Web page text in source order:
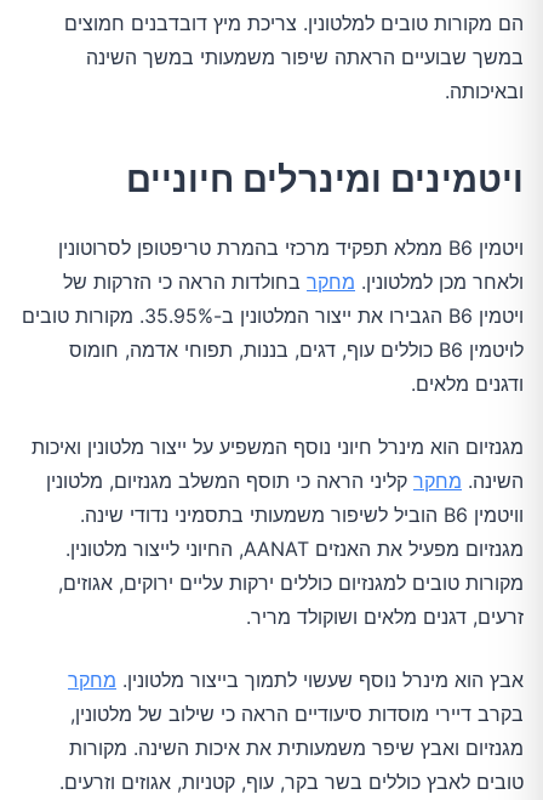
הם מקורות טובים למלטונין. צריכת מיץ דובדבנים חמוצים
במשך שבועיים הראתה שיפור משמעותי במשך השינה
ובאיכותה.
ויטמינים ומינרלים חיוניים
ויטמין B6 ממלא תפקיד מרכזי בהמרת טריפטופן לסרוטונין
ולאחר מכן למלטונין. מחקר בחולדות הראה כי הזרקות של
ויטמין B6 הגבירו את ייצור המלטונין ב-35.95%. מקורות טובים
לויטמין B6 כוללים עוף, דגים, בננות, תפוחי אדמה, חומוס
ודגנים מלאים.
מגנזיום הוא מינרל חיוני נוסף המשפיע על ייצור מלטונין ואיכות
השינה. מחקר קליני הראה כי תוסף המשלב מגנזיום, מלטונין
וויטמין B6 הוביל לשיפור משמעותי בתסמיני נדודי שינה.
מגנזיום מפעיל את האנזים AANAT, החיוני לייצור מלטונין.
מקורות טובים למגנזיום כוללים ירקות עליים ירוקים, אגוזים,
זרעים, דגנים מלאים ושוקולד מריר.
אבץ הוא מינרל נוסף שעשוי לתמוך בייצור מלטונין. מחקר
בקרב דיירי מוסדות סיעודיים הראה כי שילוב של מלטונין,
מגנזיום ואבץ שיפר משמעותית את איכות השינה. מקורות
טובים לאבץ כוללים בשר בקר, עוף, קטניות, אגוזים וזרעים.